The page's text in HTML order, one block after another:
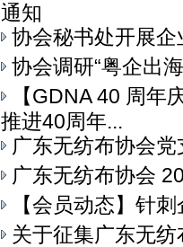
通知
协会秘书处开展
协会调研“粤企出
【GDNA 40 周
推进40周年...
广东无纺布协会
广东无纺布协会
【会员动态】针
关于征集广东无